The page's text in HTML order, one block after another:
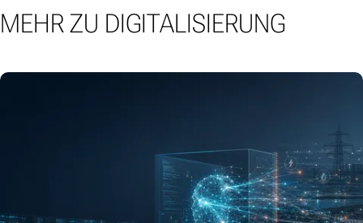
MEHR ZU DIGITALISIERUNG